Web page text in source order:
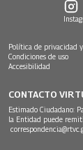
Política de privacidad
Condiciones de uso
Accesibilidad
CONTACTO
Estimado Ciudadano:
la Entidad puede